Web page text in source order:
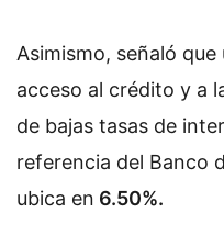
Asimismo, señaló
acceso al crédito y a
de bajas tasas de
referencia del Banco
ubica en 6.50%.